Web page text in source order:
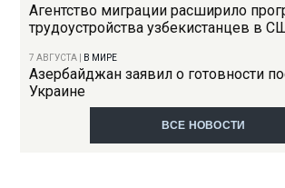
Агентство миграции расширило
трудоустройства узбекистанцев в
7 АВГУСТА В МИРЕ
Азербайджан заявил о готовности
Украине
ВСЕ НОВОСТИ